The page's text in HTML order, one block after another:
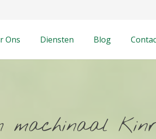
Ons Diensten Blog
machinaal